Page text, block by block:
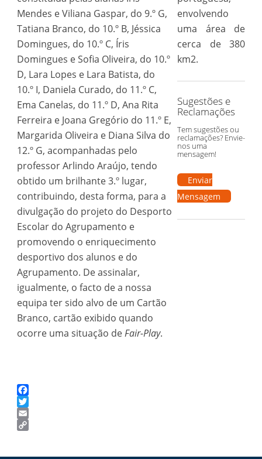
Mendes e Viliana Gaspar, do 9.º G,
Tatiana Branco, do 10.º B, Jéssica
Domingues, do 10.º C, Íris
Domingues e Sofia Oliveira, do 10.º
D, Lara Lopes e Lara Batista, do
10.º I, Daniela Curado, do 11.º C,
Ema Canelas, do 11.º D, Ana Rita
Ferreira e Joana Gregório do 11.º E,
Margarida Oliveira e Diana Silva do
12.º G, acompanhadas pelo
professor Arlindo Araújo, tendo
obtido um brilhante 3.º lugar,
contribuindo, desta forma, para a
divulgação do projeto do Desporto
Escolar do Agrupamento e
promovendo o enriquecimento
desportivo dos alunos e do
Agrupamento. De assinalar,
igualmente, o facto de a nossa
equipa ter sido alvo de um Cartão
Branco, cartão exibido quando
ocorre uma situação deFair-Play.
Facebook
Twitter
Email
envolvendo
uma área de
cerca de 380
km2.
Sugestões e
Reclamações
Tem sugestões ou
reclamações? Envie-
nos uma
mensagem!
Enviar
Mensagem